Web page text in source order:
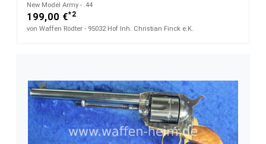
New Model Army - .44
199,00 €*2
von Waffen Rödter - 95032 Hof Inh. Christian Finck e.K.